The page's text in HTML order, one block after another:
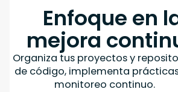
Enfoque en
mejora
Organiza tus proyectos y
de código, implementa
monitoreo continuo.